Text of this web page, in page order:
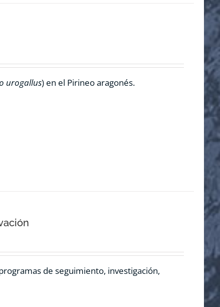
urogallus) en el Pirineo aragonés.
de seguimiento, investigación,